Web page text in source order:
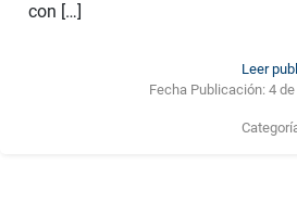
con […]
Leer
Fecha Publicación:4